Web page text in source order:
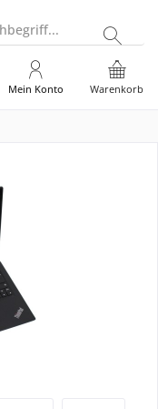
Warenkorb
Mein Konto